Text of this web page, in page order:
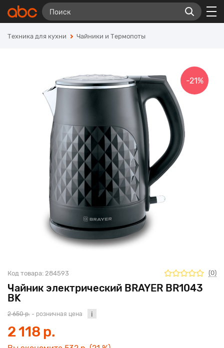
Техника для кухни Чайники и Термопоты
Чайник электрический BRAYER BR1043
BK
Код товара: 284593 (0)
-21%
2 650 р. - розничная цена
2 118 р.